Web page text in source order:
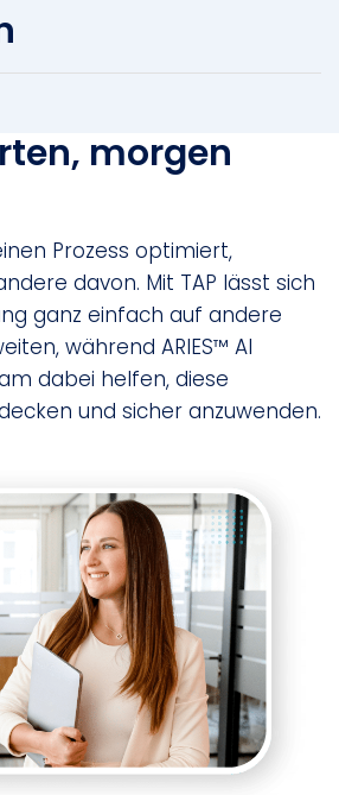
morgen
Prozess optimiert,
davon. Mit TAP lässt sich
ganz einfach auf andere
während ARIES™ AI
dabei helfen, diese
und sicher anzuwenden.